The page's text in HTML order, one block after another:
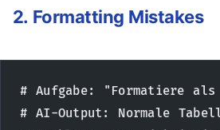
2. Formatting Mistakes
# Aufgabe: "Formatiere
# AI-Output: Normale